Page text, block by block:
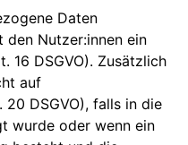
Daten
Nutzer:innen ein
16 DSGVO). Zusätzlich
auf
DSGVO), falls in die
wurde oder wenn ein